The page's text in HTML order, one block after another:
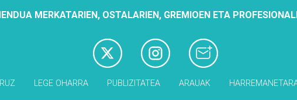
MERKATARIEN, OSTALARIEN, GREMIOEN ETA
LEGE OHARRA PUBLIZITATEA ARAUAK